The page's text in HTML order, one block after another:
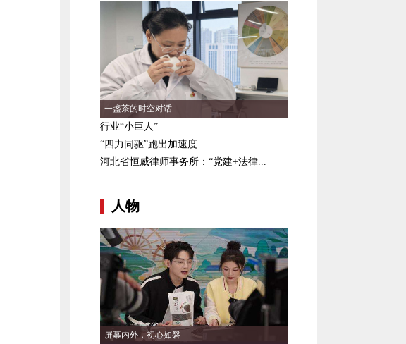
一盏茶的时空对话
行业“小巨人”
“四力同驱”跑出加速度
河北省恒威律师事务所：“党建+法律...
人物
屏幕内外，初心如磐